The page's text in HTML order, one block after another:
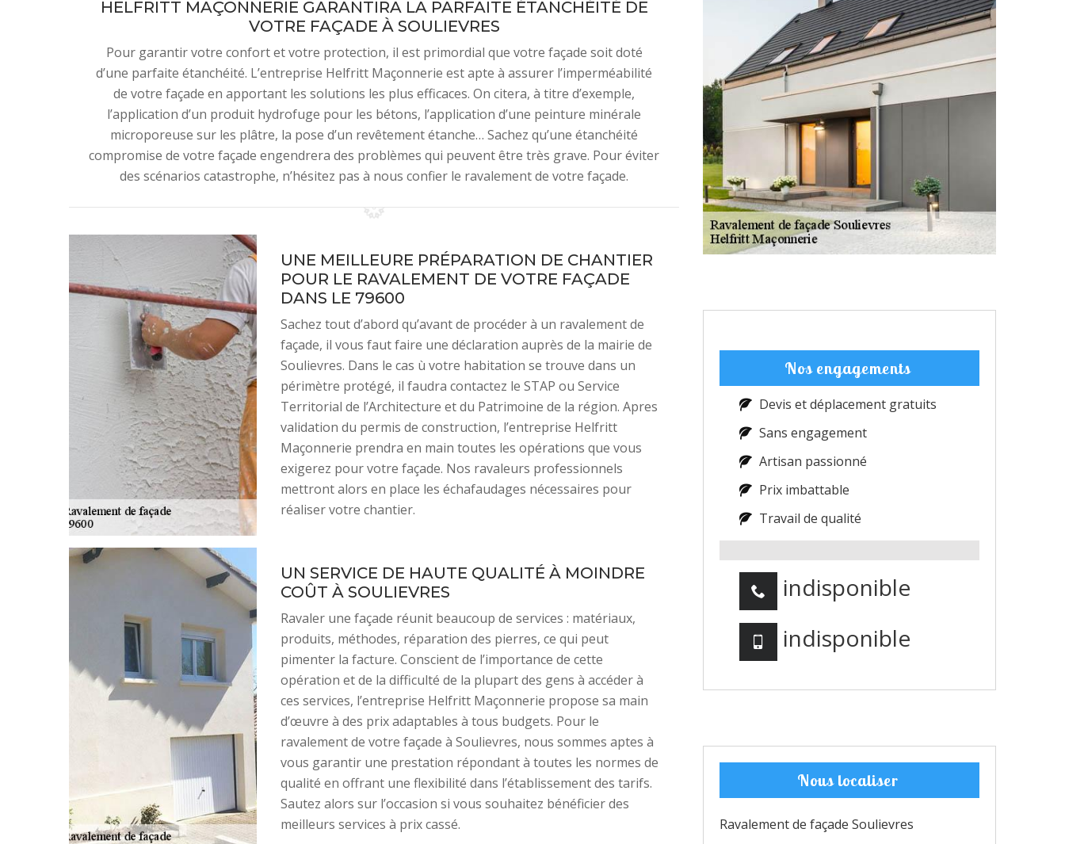
HELFRITT MAÇONNERIE GARANTIRA LA PARFAITE ÉTANCHÉITÉ DE
VOTRE FAÇADE À SOULIEVRES
Pour garantir votre confort et votre protection, il est primordial que votre façade soit doté
d’une parfaite étanchéité. L’entreprise Helfritt Maçonnerie est apte à assurer l’imperméabilité
de votre façade en apportant les solutions les plus efficaces. On citera, à titre d’exemple,
l’application d’un produit hydrofuge pour les bétons, l’application d’une peinture minérale
microporeuse sur les plâtre, la pose d’un revêtement étanche… Sachez qu’une étanchéité
compromise de votre façade engendrera des problèmes qui peuvent être très grave. Pour éviter
des scénarios catastrophe, n’hésitez pas à nous confier le ravalement de votre façade.
UNE MEILLEURE PRÉPARATION DE CHANTIER
POUR LE RAVALEMENT DE VOTRE FAÇADE
DANS LE 79600
Sachez tout d’abord qu’avant de procéder à un ravalement de
façade, il vous faut faire une déclaration auprès de la mairie de
Soulievres. Dans le cas ù votre habitation se trouve dans un
périmètre protégé, il faudra contactez le STAP ou Service
Territorial de l’Architecture et du Patrimoine de la région. Apres
validation du permis de construction, l’entreprise Helfritt
Maçonnerie prendra en main toutes les opérations que vous
exigerez pour votre façade. Nos ravaleurs professionnels
mettront alors en place les échafaudages nécessaires pour
réaliser votre chantier.
UN SERVICE DE HAUTE QUALITÉ À MOINDRE
COÛT À SOULIEVRES
Ravaler une façade réunit beaucoup de services : matériaux,
produits, méthodes, réparation des pierres, ce qui peut
pimenter la facture. Conscient de l’importance de cette
opération et de la difficulté de la plupart des gens à accéder à
ces services, l’entreprise Helfritt Maçonnerie propose sa main
d’œuvre à des prix adaptables à tous budgets. Pour le
ravalement de votre façade à Soulievres, nous sommes aptes à
vous garantir une prestation répondant à toutes les normes de
qualité en offrant une flexibilité dans l’établissement des tarifs.
Sautez alors sur l’occasion si vous souhaitez bénéficier des
meilleurs services à prix cassé.
Nos engagements
Devis et déplacement gratuits
Sans engagement
Artisan passionné
Prix imbattable
Travail de qualité
indisponible
indisponible
Nous localiser
Ravalement de façade Soulievres